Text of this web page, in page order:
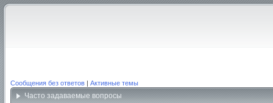
Сообщения без ответов | Активные темы
Часто задаваемые вопросы